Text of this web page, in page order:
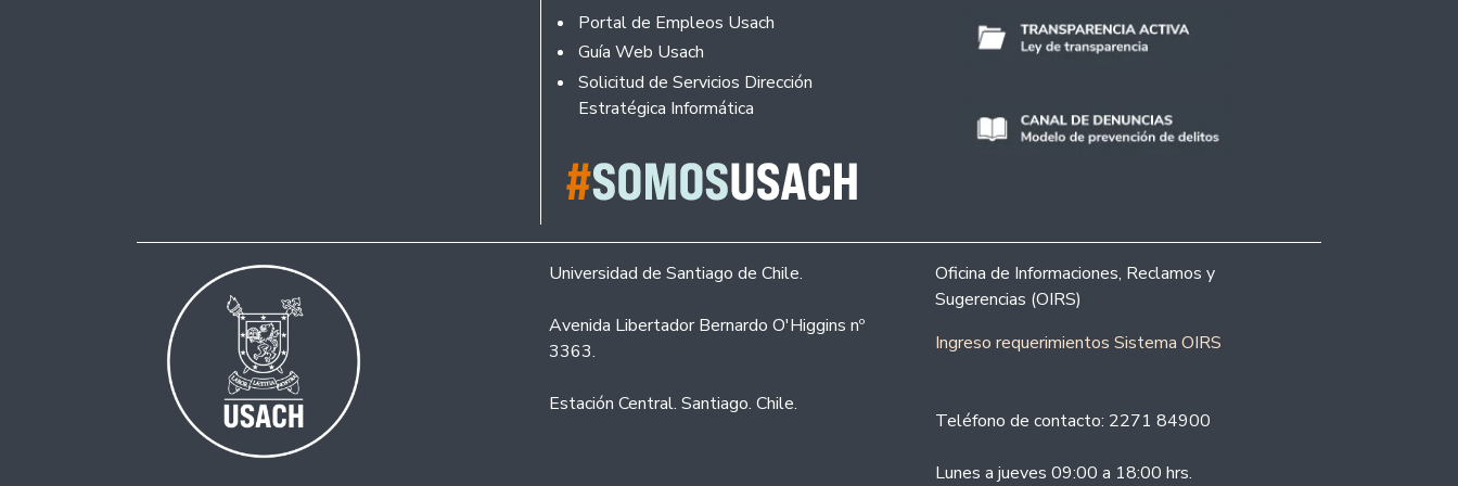
Portal de Empleos Usach
Guía Web Usach
Solicitud de Servicios Dirección
Estratégica Informática
Universidad de Santiago de Chile.
Avenida Libertador Bernardo O'Higgins nº
3363.
Estación Central. Santiago. Chile.
Oficina de Informaciones, Reclamos y
Sugerencias (OIRS)
Ingreso requerimientos Sistema OIRS
Teléfono de contacto: 2271 84900
Lunes a jueves 09:00 a 18:00 hrs.